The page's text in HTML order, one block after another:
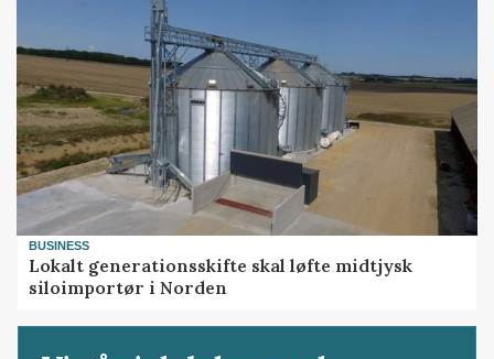
BUSINESS
Lokalt generationsskifte skal løfte midtjysk
siloimportør i Norden